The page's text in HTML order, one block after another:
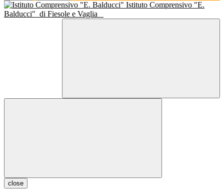
Istituto Comprensivo "E.
Balducci" di Fiesole e Vaglia
close